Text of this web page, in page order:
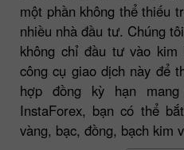
một phần không thể thiếu
nhiều nhà đầu tư. Chúng
không chỉ đầu tư vào
công cụ giao dịch này để
hợp đồng kỳ hạn
InstaForex, bạn có thể
vàng, bạc, đồng, bạch kim